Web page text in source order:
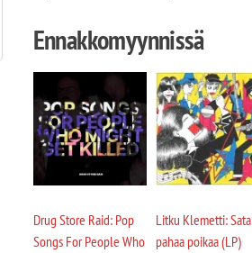
Ennakkomyynnissä
Drug Store Raid: Pop
Songs For People Who
Litku Klemetti: Sata
pahaa poikaa (LP)